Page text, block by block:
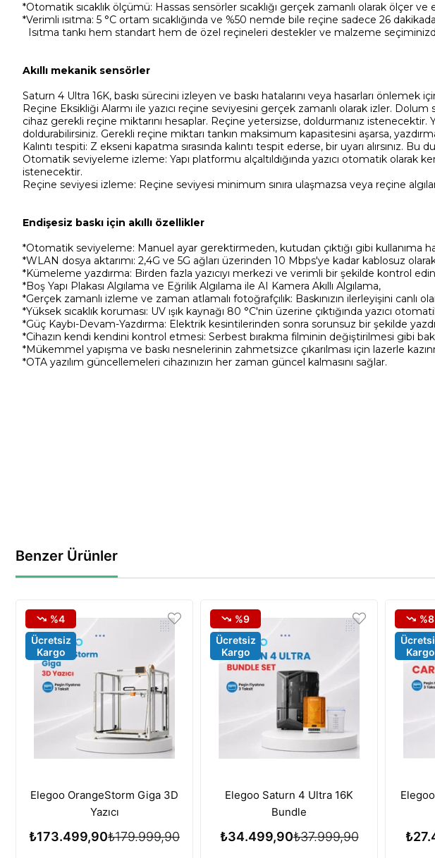
*Otomatik sıcaklık ölçümü: Hassas sensörler sıcaklığı gerçek zamanlı olarak ölçer ve
*Verimli ısıtma: 5 °C ortam sıcaklığında ve %50 nemde bile reçine sadece 26 dakikada
Isıtma tankı hem standart hem de özel reçineleri destekler ve malzeme
Akıllı mekanik sensörler
Saturn 4 Ultra 16K, baskı sürecini izleyen ve baskı hatalarını veya hasarları
Reçine Eksikliği Alarmı ile yazıcı reçine seviyesini gerçek zamanlı olarak izler.
cihaz gerekli reçine miktarını hesaplar. Reçine yetersizse, doldurmanız istenecektir.
doldurabilirsiniz. Gerekli reçine miktarı tankın maksimum kapasitesini aşarsa,
Kalıntı tespiti: Z ekseni kapatma sırasında kalıntı tespit ederse, bir uyarı alırsınız.
Otomatik seviyeleme izleme: Yapı platformu alçaltıldığında yazıcı otomatik olarak
istenecektir.
Reçine seviyesi izleme: Reçine seviyesi minimum sınıra ulaşmazsa veya reçine
Endişesiz baskı için akıllı özellikler
*Otomatik seviyeleme: Manuel ayar gerektirmeden, kutudan çıktığı gibi kullanıma
*WLAN dosya aktarımı: 2,4G ve 5G ağları üzerinden 10 Mbps'ye kadar kablosuz olarak
*Kümeleme yazdırma: Birden fazla yazıcıyı merkezi ve verimli bir şekilde kontrol
*Boş Yapı Plakası Algılama ve Eğrilik Algılama ile AI Kamera Akıllı Algılama,
*Gerçek zamanlı izleme ve zaman atlamalı fotoğrafçılık: Baskınızın ilerleyişini
*Yüksek sıcaklık koruması: UV ışık kaynağı 80 °C'nin üzerine çıktığında yazıcı
*Güç Kaybı-Devam-Yazdırma: Elektrik kesintilerinden sonra sorunsuz bir şekilde
*Cihazın kendi kendini kontrol etmesi: Serbest bırakma filminin değiştirilmesi gibi
*Mükemmel yapışma ve baskı nesnelerinin zahmetsizce çıkarılması için lazerle
*OTA yazılım güncellemeleri cihazınızın her zaman güncel kalmasını sağlar.
Benzer Ürünler
Elegoo OrangeStorm Giga 3D
Yazıcı
₺173.499,90₺179.999,90
%4
Ücretsiz
Kargo
Elegoo Saturn 4 Ultra 16K
Bundle
₺34.499,90₺37.999,90
%9
Ücretsiz
Kargo
%8
Kargo